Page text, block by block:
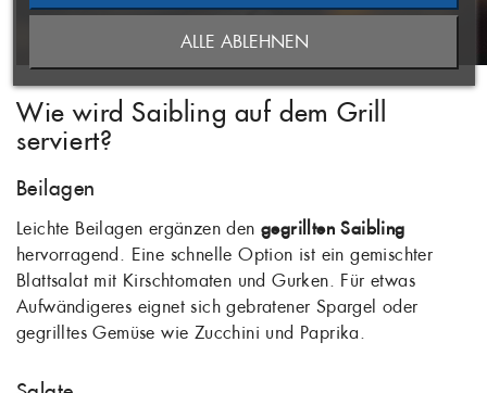
Wie wird Saibling auf dem Grill
serviert?
Beilagen
Leichte Beilagen ergänzen den gegrillten Saibling
hervorragend. Eine schnelle Option ist ein gemischter
Blattsalat mit Kirschtomaten und Gurken. Für etwas
Aufwändigeres eignet sich gebratener Spargel oder
gegrilltes Gemüse wie Zucchini und Paprika.
ABBRECHEN
WUNSCHLISTE ERSTELLEN
ANMELDEN
ALLE ABLEHNEN